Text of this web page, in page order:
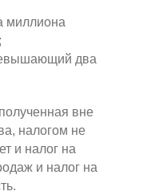
миллиона
два
вне
налогом не
и налог на
и налог на